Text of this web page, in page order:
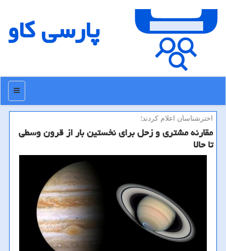
پارسی كاو
منو
اخترشناسان اعلام كردند؛
مقارنه مشتری و زحل برای نخستین بار از قرون وسطی
تا حالا